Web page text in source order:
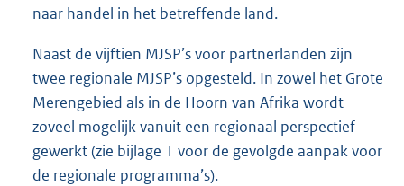
naar handel in het betreffende land.
Naast de vijftien MJSP’s voor partnerlanden zijn
twee regionale MJSP’s opgesteld. In zowel het Grote
Merengebied als in de Hoorn van Afrika wordt
zoveel mogelijk vanuit een regionaal perspectief
gewerkt (zie bijlage 1 voor de gevolgde aanpak voor
de regionale programma’s).